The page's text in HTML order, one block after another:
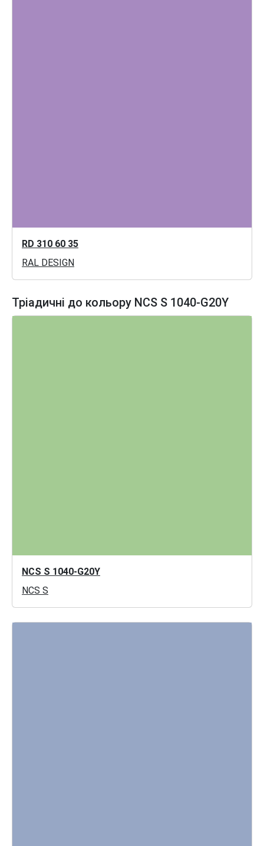
RD 310 60 35
RAL DESIGN
Тріадичні до кольору NCS S 1040-G20Y
NCS S 1040-G20Y
NCS S